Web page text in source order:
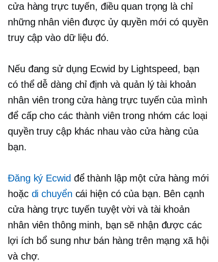
cửa hàng trực tuyến, điều quan trọng là chỉ
những nhân viên được ủy quyền mới có quyền
truy cập vào dữ liệu đó.
Nếu đang sử dụng Ecwid by Lightspeed, bạn
có thể dễ dàng chỉ định và quản lý tài khoản
nhân viên trong cửa hàng trực tuyến của mình
để cấp cho các thành viên trong nhóm các loại
quyền truy cập khác nhau vào cửa hàng của
bạn.
Đăng ký Ecwid để thành lập một cửa hàng mới
hoặc di chuyển cái hiện có của bạn. Bên cạnh
cửa hàng trực tuyến tuyệt vời và tài khoản
nhân viên thông minh, bạn sẽ nhận được các
lợi ích bổ sung như bán hàng trên mạng xã hội
và chợ.